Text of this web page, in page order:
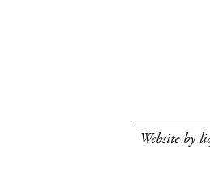
Website by